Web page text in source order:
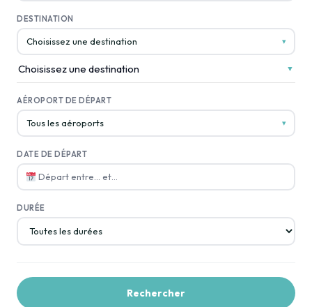
DESTINATION
Choisissez une destination ▾
Choisissez une destination ▼
AÉROPORT DE DÉPART
Tous les aéroports ▾
DATE DE DÉPART
Départ entre… et…
DURÉE
Rechercher